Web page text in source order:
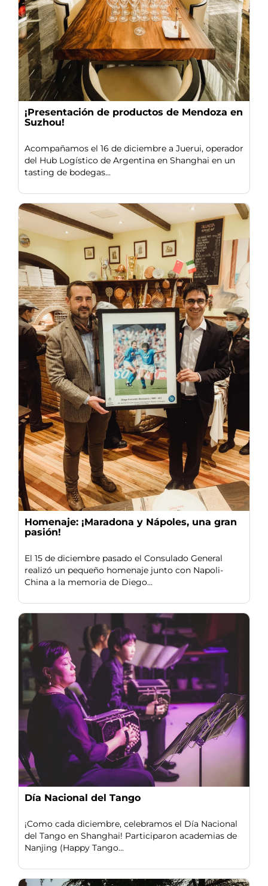
¡Presentación de productos de Mendoza en
Suzhou!
Acompañamos el 16 de diciembre a Juerui, operador
del Hub Logístico de Argentina en Shanghai en un
tasting de bodegas...
Homenaje: ¡Maradona y Nápoles, una gran
pasión!
El 15 de diciembre pasado el Consulado General
realizó un pequeño homenaje junto con Napoli-
China a la memoria de Diego...
Día Nacional del Tango
¡Como cada diciembre, celebramos el Día Nacional
del Tango en Shanghai! Participaron academias de
Nanjing (Happy Tango...